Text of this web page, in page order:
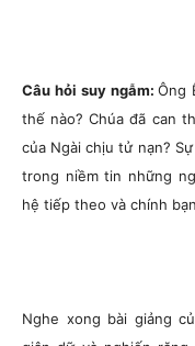
Câu hỏi suy ngẫm:Ông
thế nào? Chúa đã can
của Ngài chịu tử nạn?
trong niềm tin những
hệ tiếp theo và chính
Nghe xong bài giảng